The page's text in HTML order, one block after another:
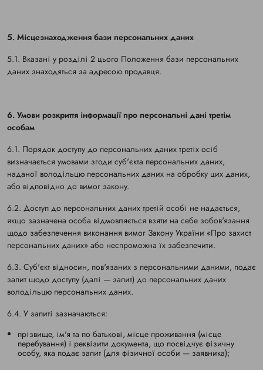
5. Місцезнаходження бази персональних даних
5.1. Вказані у розділі 2 цього Положення бази персональних
даних знаходяться за адресою продавця.
6. Умови розкриття інформації про персональні дані третім
особам
6.1. Порядок доступу до персональних даних третіх осіб
визначається умовами згоди суб'єкта персональних даних,
наданої володільцю персональних даних на обробку цих даних,
або відповідно до вимог закону.
6.2. Доступ до персональних даних третій особі не надається,
якщо зазначена особа відмовляється взяти на себе зобов'язання
щодо забезпечення виконання вимог Закону України «Про захист
персональних даних» або неспроможна їх забезпечити.
6.3. Суб'єкт відносин, пов'язаних з персональними даними, подає
запит щодо доступу (далі — запит) до персональних даних
володільцю персональних даних.
6.4. У запиті зазначаються:
прізвище, ім'я та по батькові, місце проживання (місце
перебування) і реквізити документа, що посвідчує фізичну
особу, яка подає запит (для фізичної особи — заявника);